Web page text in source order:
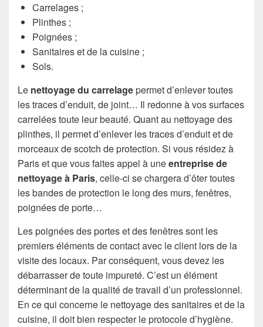
Carrelages ;
Plinthes ;
Poignées ;
Sanitaires et de la cuisine ;
Sols.
Le nettoyage du carrelagepermet d’enlever toutes
les traces d’enduit, de joint… Il redonne à vos surfaces
carrelées toute leur beauté. Quant au nettoyage des
plinthes, il permet d’enlever les traces d’enduit et de
morceaux de scotch de protection. Si vous résidez à
Paris et que vous faites appel à uneentreprise de
nettoyage à Paris, celle-ci se chargera d’ôter toutes
les bandes de protection le long des murs, fenêtres,
poignées de porte…
Les poignées des portes et des fenêtres sont les
premiers éléments de contact avec le client lors de la
visite des locaux. Par conséquent, vous devez les
débarrasser de toute impureté. C’est un élément
déterminant de la qualité de travail d’un professionnel.
En ce qui concerne le nettoyage des sanitaires et de la
cuisine, il doit bien respecter le protocole d’hygiène.